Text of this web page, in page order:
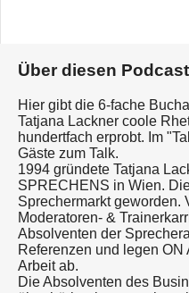
Über diesen Podcast
Hier gibt die 6-fache
Tatjana Lackner coole
hundertfach erprobt. Im
Gäste zum Talk.
1994 gründete Tatjana
SPRECHENS in Wien.
Sprechermarkt geworden.
Moderatoren- &
Absolventen der
Referenzen und legen
Arbeit ab.
Die Absolventen des